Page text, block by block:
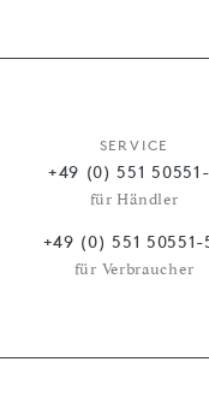
SERVICE
+49 (0) 551
für Händler
+49 (0) 551 50551-
für Verbraucher